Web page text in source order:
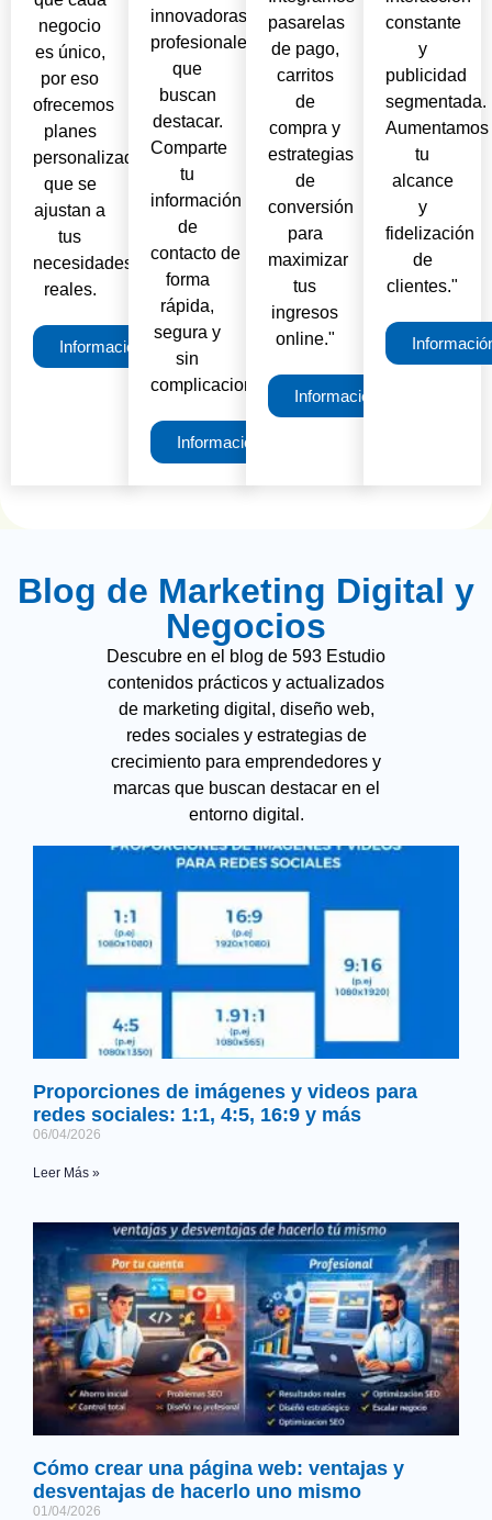
negocio
es único,
por eso
ofrecemos
planes
personalizados
que se
ajustan a
tus
necesidades
reales.
Información
innovadoras para
profesionales
que
buscan
destacar.
Comparte
tu
información
de
contacto de
forma
rápida,
segura y
sin
complicaciones.
Información
pasarelas
de pago,
carritos
de
compra y
estrategias
de
conversión
para
maximizar
tus
ingresos
online."
Información
constante
y
publicidad
segmentada.
Aumentamos
tu
alcance
y
fidelización
de
clientes."
Blog de Marketing Digital y
Negocios
Descubre en el blog de 593 Estudio
contenidos prácticos y actualizados
de marketing digital, diseño web,
redes sociales y estrategias de
crecimiento para emprendedores y
marcas que buscan destacar en el
entorno digital.
Proporciones de imágenes y videos para
redes sociales: 1:1, 4:5, 16:9 y más
06/04/2026
Leer Más »
Cómo crear una página web: ventajas y
desventajas de hacerlo uno mismo
01/04/2026